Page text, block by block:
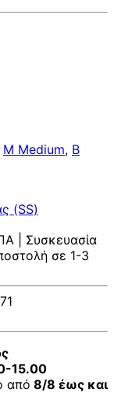
M Medium, B
(SS)
| Συσκευασία
σε 1-3
15.00
από 8/8 έως και